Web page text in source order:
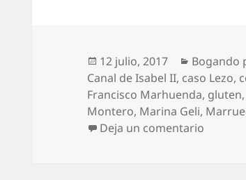
Publicado
el
12 julio, 2017 Bogando
Canal de Isabel II, caso Lezo,
Francisco Marhuenda, gluten,
Montero, Marina Geli,
Deja un comentario